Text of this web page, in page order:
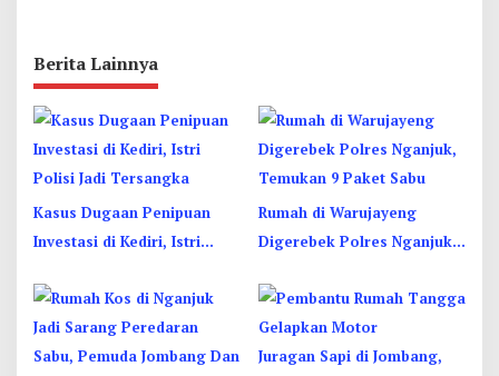
Berita Lainnya
Kasus Dugaan Penipuan
Investasi di Kediri, Istri
Rumah di Warujayeng
Digerebek Polres Nganjuk,